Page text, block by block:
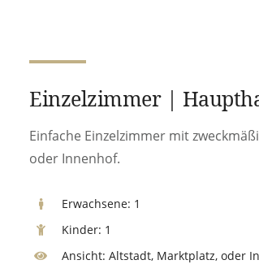
Einzelzimmer |
Einfache Einzelzimmer mit
oder Innenhof.
Erwachsene: 1
Kinder: 1
Ansicht: Altstadt, Marktplatz, oder